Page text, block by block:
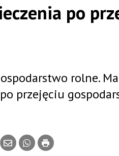
po
rolne.
przejęciu